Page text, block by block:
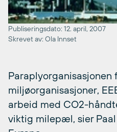
Publiseringsdato: 12. april, 2007
Skrevet av: Ola Innset
Paraplyorganisasjonen
miljøorganisasjoner,
arbeid med CO2-
viktig milepæl, sier